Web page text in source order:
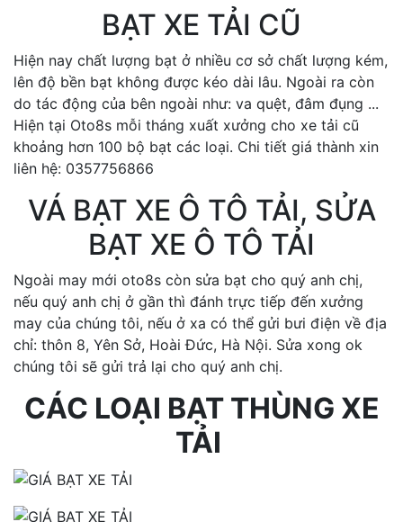
BẠT XE TẢI CŨ
Hiện nay chất lượng bạt ở nhiều cơ sở chất lượng kém,
lên độ bền bạt không được kéo dài lâu. Ngoài ra còn
do tác động của bên ngoài như: va quệt, đâm đụng ...
Hiện tại Oto8s mỗi tháng xuất xưởng cho xe tải cũ
khoảng hơn 100 bộ bạt các loại. Chi tiết giá thành xin
liên hệ: 0357756866
VÁ BẠT XE Ô TÔ TẢI, SỬA
BẠT XE Ô TÔ TẢI
Ngoài may mới oto8s còn sửa bạt cho quý anh chị,
nếu quý anh chị ở gần thì đánh trực tiếp đến xưởng
may của chúng tôi, nếu ở xa có thể gửi bưi điện về địa
chỉ: thôn 8, Yên Sở, Hoài Đức, Hà Nội. Sửa xong ok
chúng tôi sẽ gửi trả lại cho quý anh chị.
CÁC LOẠI BẠT THÙNG XE
TẢI